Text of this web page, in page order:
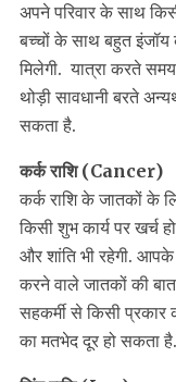
अपने परिवार के साथ
बच्चों के साथ बहुत
मिलेगी. यात्रा करते
थोड़ी सावधानी बरते
सकता है.
कर्क राशि (Cancer)
कर्क राशि के जातकों के
किसी शुभ कार्य पर खर्च
और शांति भी रहेगी. आपके
करने वाले जातकों की
सहकर्मी से किसी
का मतभेद दूर हो सकता है.